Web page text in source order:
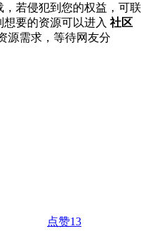
若侵犯到您的权益，可联
要的资源可以进入 社区
源需求，等待网友分
点赞13